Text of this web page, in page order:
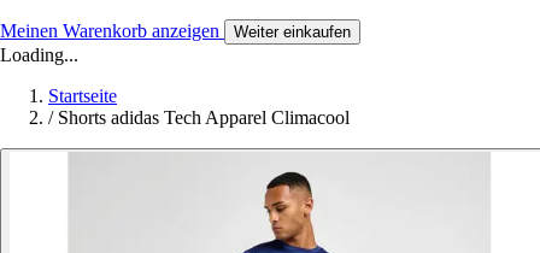
Meinen Warenkorb anzeigen Weiter einkaufen
Loading...
Startseite
/ Shorts adidas Tech Apparel Climacool